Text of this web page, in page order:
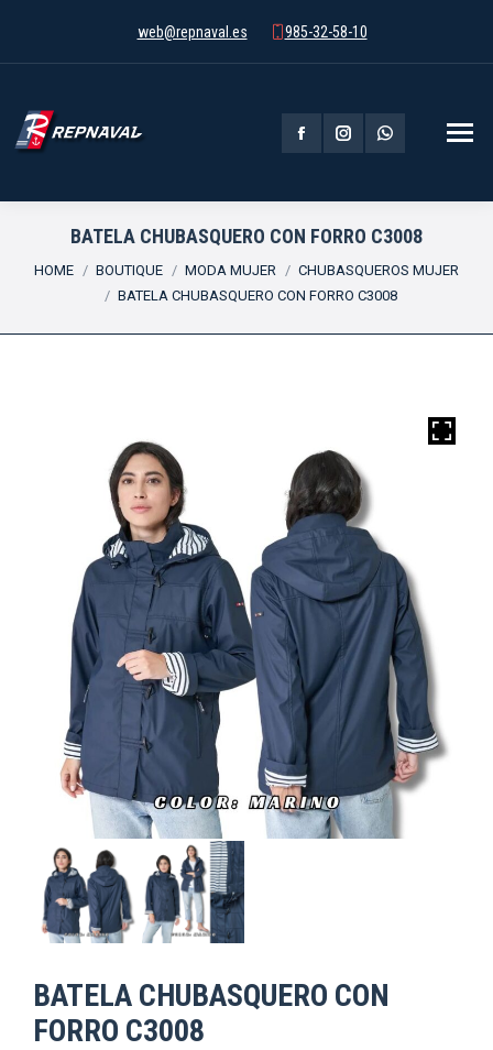
web@repnaval.es 985-32-58-10
Facebook
opens
in
Instagram
opens
in
Whatsapp
opens
in
BATELA CHUBASQUERO CON FORRO C3008
You are here:
HOME BOUTIQUE MODA MUJER
CHUBASQUEROS MUJER
BATELA CHUBASQUERO CON FORRO C3008
BATELA CHUBASQUERO CON
FORRO C3008